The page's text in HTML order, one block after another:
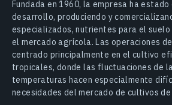
Fundada en 1960, la empresa ha estado
desarrollo, produciendo y
especializados, nutrientes para el
el mercado agrícola. Las operaciones
centrado principalmente en el cultivo
tropicales, donde las fluctuaciones de
temperaturas hacen especialmente
necesidades del mercado de cultivos